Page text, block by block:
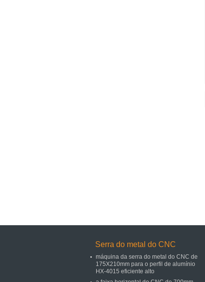
Serra do metal do CNC
máquina da serra do metal do CNC de
175X210mm para o perfil de alumínio
HX-4015 eficiente alto